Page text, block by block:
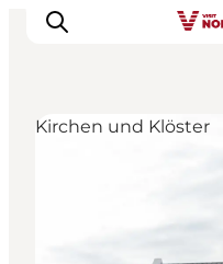
Kirchen und Klöster